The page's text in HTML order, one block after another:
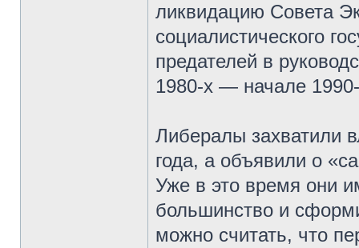
ликвидацию Совета
социалистического
предателей в
1980-х — начале
Либералы захватили
года, а объявили о
Уже в это время они
большинство и
можно считать, что